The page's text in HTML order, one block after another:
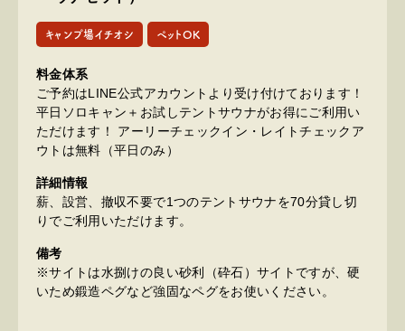
キャンプ場イチオシ ペットOK
料金体系
ご予約はLINE公式アカウントより受け付けております！
平日ソロキャン＋お試しテントサウナがお得にご利用い
ただけます！ アーリーチェックイン・レイトチェックア
ウトは無料（平日のみ）
詳細情報
薪、設営、撤収不要で1つのテントサウナを70分貸し切
りでご利用いただけます。
備考
※サイトは水捌けの良い砂利（砕石）サイトですが、硬
いため鍛造ペグなど強固なペグをお使いください。